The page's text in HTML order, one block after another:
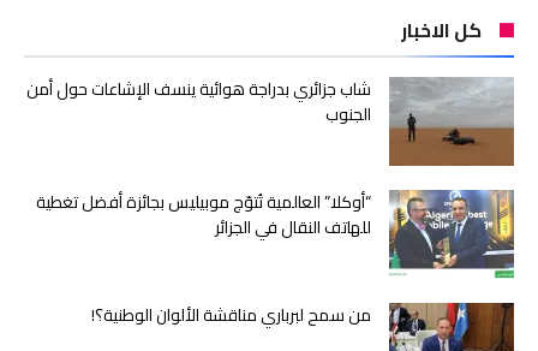
كل الاخبار
شاب جزائري بدراجة هوائية ينسف الإشاعات حول أمن
الجنوب
“أوكلا” العالمية تُتوّج موبيليس بجائزة أفضل تغطية
للهاتف النقال في الجزائر
من سمح لبرباري مناقشة الألوان الوطنية؟!